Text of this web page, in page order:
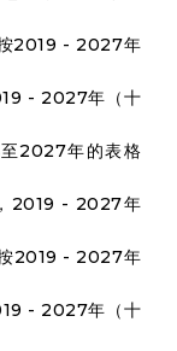
2019 - 2027年
- 2027年（十
2027年的表格
2019 - 2027年
2019 - 2027年
- 2027年（十